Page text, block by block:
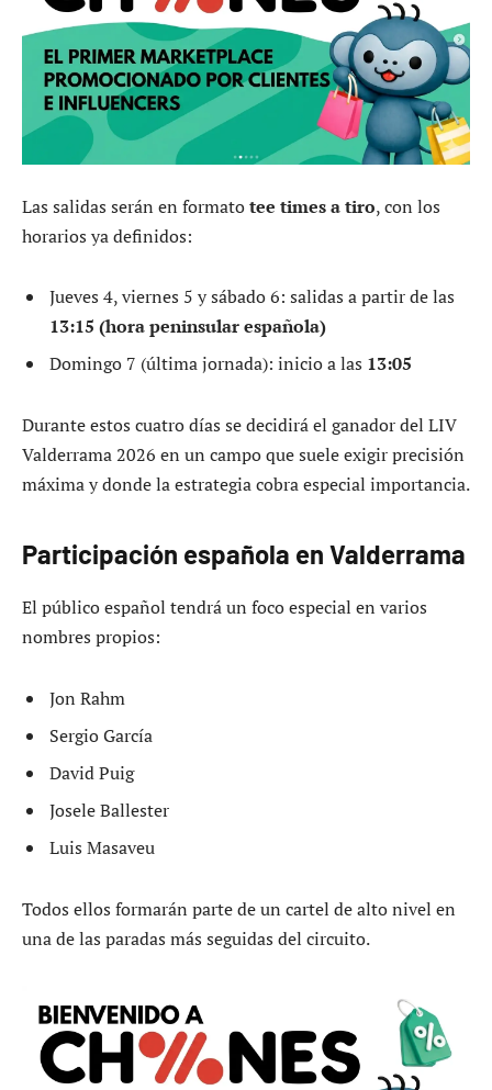
Las salidas serán en formatotee times a tiro, con los
horarios ya definidos:
Jueves 4, viernes 5 y sábado 6: salidas a partir de las
13:15 (hora peninsular española)
Domingo 7 (última jornada): inicio a las 13:05
Durante estos cuatro días se decidirá el ganador del LIV
Valderrama 2026 en un campo que suele exigir precisión
máxima y donde la estrategia cobra especial importancia.
Participación española en Valderrama
El público español tendrá un foco especial en varios
nombres propios:
Jon Rahm
Sergio García
David Puig
Josele Ballester
Luis Masaveu
Todos ellos formarán parte de un cartel de alto nivel en
una de las paradas más seguidas del circuito.